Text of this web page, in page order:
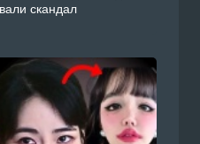
скандал